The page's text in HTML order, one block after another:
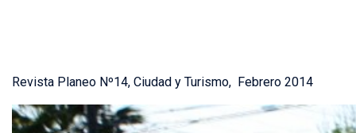
Revista Planeo Nº14, Ciudad y Turismo, Febrero 2014